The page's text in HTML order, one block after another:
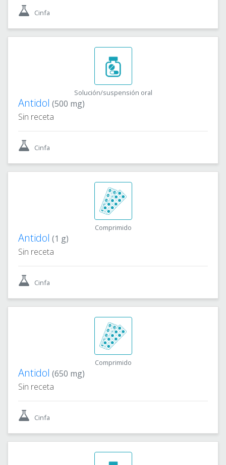
Cinfa
Solución/suspensión oral
Antidol (500 mg)
Sin receta
Cinfa
Comprimido
Antidol (1 g)
Sin receta
Cinfa
Comprimido
Antidol (650 mg)
Sin receta
Cinfa